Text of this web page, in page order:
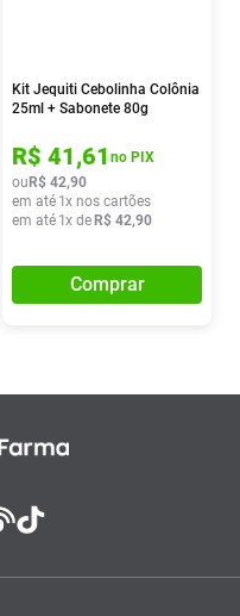
Kit Jequiti Cebolinha Colônia
25ml + Sabonete 80g
R$ 41,61 no PIX
ou R$ 42,90
em até 1x nos cartões
em até 1x de R$ 42,90
Comprar